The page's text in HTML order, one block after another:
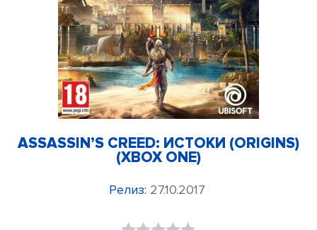
ASSASSIN’S CREED: ИСТОКИ (ORIGINS)
(XBOX ONE)
Релиз: 27.10.2017